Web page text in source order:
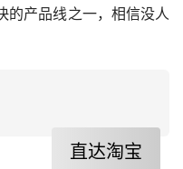
的产品线之一，相信没人
直达淘宝